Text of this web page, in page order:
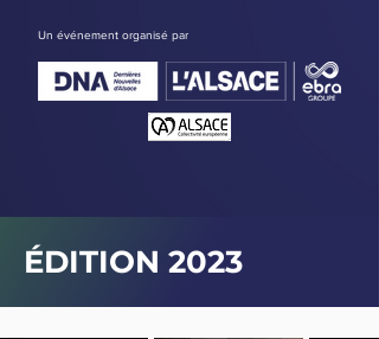
Un événement organisé par
ÉDITION 2023